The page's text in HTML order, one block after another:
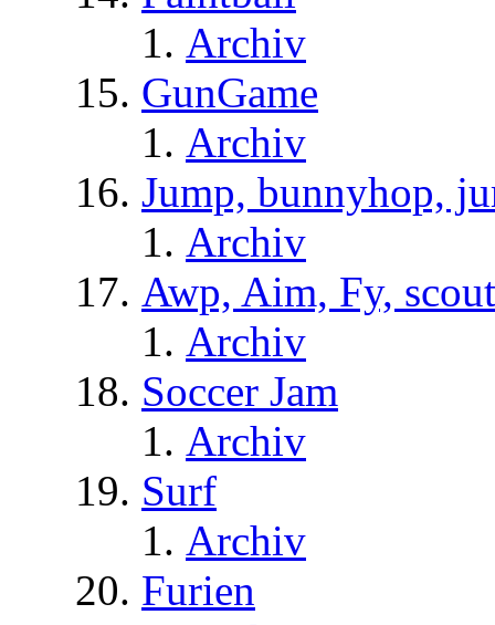
Archiv
GunGame
Archiv
Jump, bunnyhop,
Archiv
Awp, Aim, Fy,
Archiv
Soccer Jam
Archiv
Surf
Archiv
Furien